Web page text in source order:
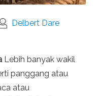
Delbert Dare
Lebih banyak wakil
panggang atau
atau